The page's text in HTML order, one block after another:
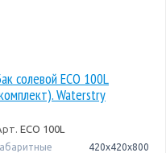
солевой ECO 100L
Waterstry
ECO 100L
420x420х800